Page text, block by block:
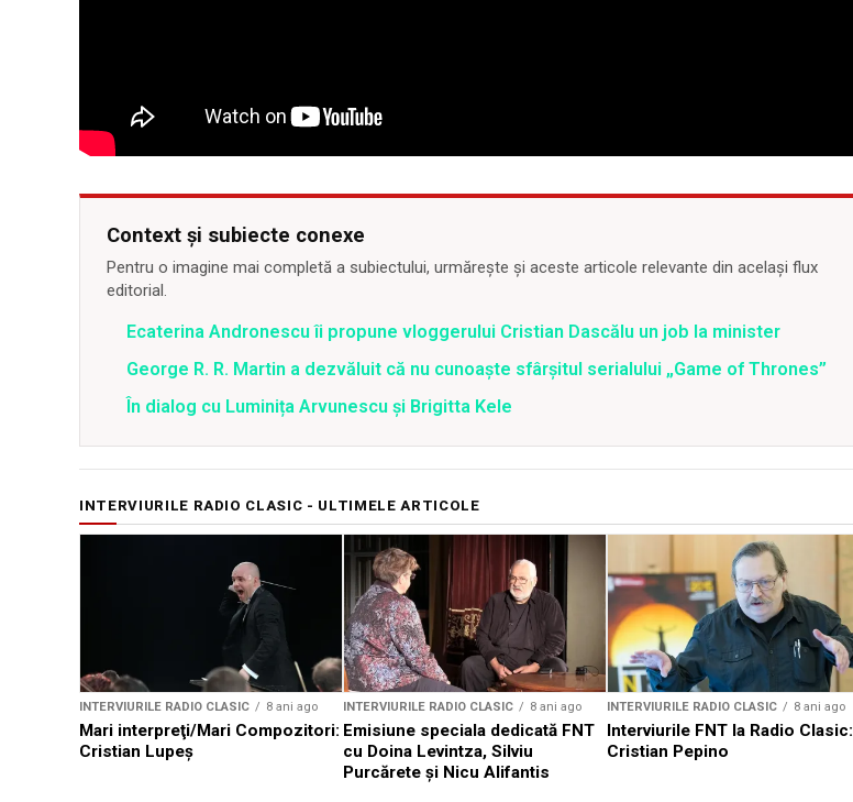
Context și subiecte conexe
Pentru o imagine mai completă a subiectului, urmărește și aceste articole relevante din același flux
editorial.
Ecaterina Andronescu îi propune vloggerului Cristian Dascălu un job la minister
George R. R. Martin a dezvăluit că nu cunoaşte sfârşitul serialului „Game of Thrones”
În dialog cu Luminița Arvunescu și Brigitta Kele
INTERVIURILE RADIO CLASIC - ULTIMELE ARTICOLE
INTERVIURILE RADIO CLASIC 8 ani ago
Mari interpreţi/Mari Compozitori:
Cristian Lupeș
INTERVIURILE RADIO CLASIC 8 ani ago
Emisiune speciala dedicată FNT
cu Doina Levintza, Silviu
Purcărete şi Nicu Alifantis
INTERVIURILE RADIO CLASIC 8 ani ago
Interviurile FNT la Radio Clasic:
Cristian Pepino